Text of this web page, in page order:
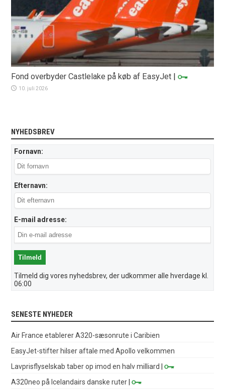
Fond overbyder Castlelake på køb af EasyJet |
10. juli 2026
NYHEDSBREV
Fornavn:
Efternavn:
E-mail adresse:
Tilmeld dig vores nyhedsbrev, der udkommer alle hverdage kl.
06:00
SENESTE NYHEDER
Air France etablerer A320-sæsonrute i Caribien
EasyJet-stifter hilser aftale med Apollo velkommen
Lavprisflyselskab taber op imod en halv milliard
|
A320neo på Icelandairs danske ruter |